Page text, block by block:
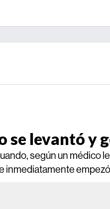
se levantó y
según un médico
inmediatamente